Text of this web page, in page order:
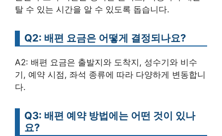
탈 수 있는 시간을 알 수 있도록 돕습니다.
Q2: 배편 요금은 어떻게 결정되나요?
A2: 배편 요금은 출발지와 도착지, 성수기와 비수
기, 예약 시점, 좌석 종류에 따라 다양하게 변동합니
다.
Q3: 배편 예약 방법에는 어떤 것이 있나
요?